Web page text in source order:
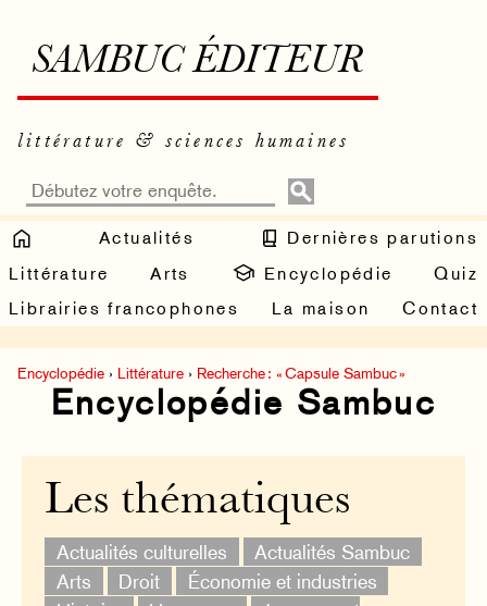
SAMBUC ÉDITEUR
littérature & sciences humaines
Actualités
Dernières parutions
Littérature
Arts Encyclopédie
Quiz
Librairies francophones
La maison Contact
Encyclopédie › Littérature › Recherche : « Capsule Sambuc »
Encyclopédie Sambuc
Les thématiques
Actualités culturelles
Actualités Sambuc
Arts
Droit
Économie et industries